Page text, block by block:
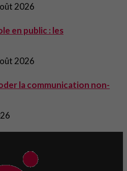
2026
en public : les
2026
la communication non-